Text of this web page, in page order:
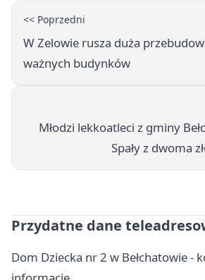
<< Poprzedni
W Zelowie rusza duża
ważnych budynków
Młodzi lekkoatleci z gminy
Spały z dwoma
Przydatne dane
Dom Dziecka nr 2 w Bełchatowie -